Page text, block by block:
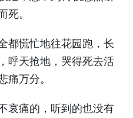
。
都慌忙地往花园跑，长
呼天抢地，哭得死去活
万分。
哀痛的，听到的也没有